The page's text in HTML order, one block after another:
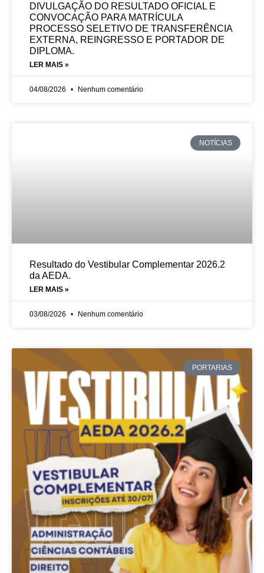
DIVULGAÇÃO DO RESULTADO OFICIAL E
CONVOCAÇÃO PARA MATRÍCULA
PROCESSO SELETIVO DE TRANSFERÊNCIA
EXTERNA, REINGRESSO E PORTADOR DE
DIPLOMA.
LER MAIS »
04/08/2026 Nenhum comentário
NOTÍCIAS
Resultado do Vestibular Complementar 2026.2
da AEDA.
LER MAIS »
03/08/2026 Nenhum comentário
PORTARIAS